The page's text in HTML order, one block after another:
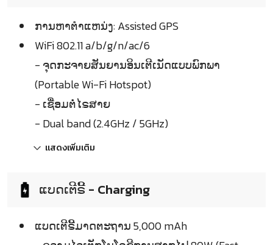
ການຫາຕຳແຫນ່ງ: Assisted GPS
WiFi 802.11 a/b/g/n/ac/6
- ຈຸດກະຈາຍສັນຍານອິນເຕີເນັດແບບພົກພາ
(Portable Wi-Fi Hotspot)
- ເຊື່ອມຕໍ່ໄຣສາຍ
- Dual band (2.4GHz / 5GHz)
แสดงเพิ่มเติม
ແບດເຕີຣີ້ - Charging
ແບດເຕີຣີ້ມາດຕະຖານ 5,000 mAh